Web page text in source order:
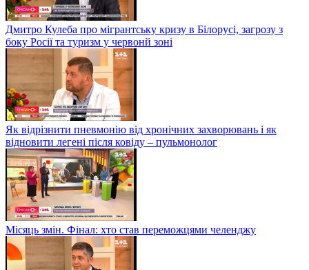
Дмитро Кулеба про мігрантську кризу в Білорусі, загрозу з
боку Росії та туризм у червонй зоні
Як відрізнити пневмонію від хронічних захворювань і як
відновити легені після ковіду – пульмонолог
Місяць змін. Фінал: хто став переможцями челенджу